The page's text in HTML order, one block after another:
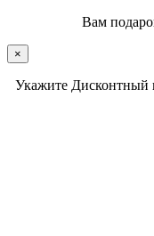
Вам
×
Укажите Дисконтный